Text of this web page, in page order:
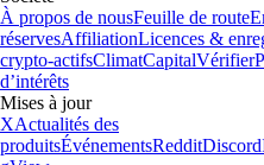
À propos de nousFeuille de route
réservesAffiliationLicences &
crypto-actifsClimatCapitalVérifier
d’intérêts
Mises à jour
XActualités des
produitsÉvénementsRedditDiscord